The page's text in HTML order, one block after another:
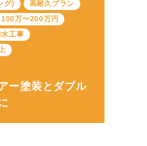
グ)
高耐久プラン
100万〜200万円
水工事
ー塗装とダブル